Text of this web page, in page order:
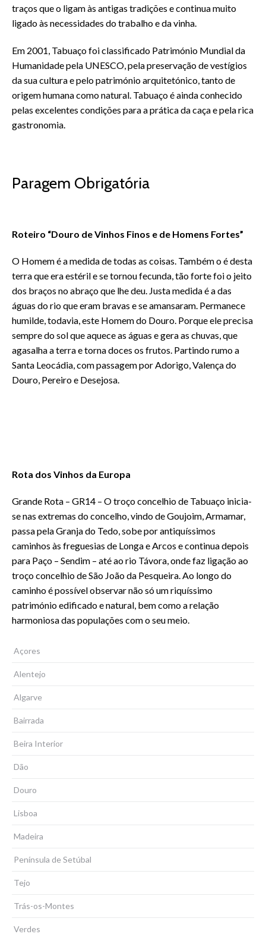
traços que o ligam às antigas tradições e continua muito
ligado às necessidades do trabalho e da vinha.
Em 2001, Tabuaço foi classificado Património Mundial da
Humanidade pela UNESCO, pela preservação de vestígios
da sua cultura e pelo património arquitetónico, tanto de
origem humana como natural. Tabuaço é ainda conhecido
pelas excelentes condições para a prática da caça e pela rica
gastronomia.
Paragem Obrigatória
Roteiro “Douro de Vinhos Finos e de Homens Fortes”
O Homem é a medida de todas as coisas. Também o é desta
terra que era estéril e se tornou fecunda, tão forte foi o jeito
dos braços no abraço que lhe deu. Justa medida é a das
águas do rio que eram bravas e se amansaram. Permanece
humilde, todavia, este Homem do Douro. Porque ele precisa
sempre do sol que aquece as águas e gera as chuvas, que
agasalha a terra e torna doces os frutos. Partindo rumo a
Santa Leocádia, com passagem por Adorigo, Valença do
Douro, Pereiro e Desejosa.
Rota dos Vinhos da Europa
Grande Rota – GR14 – O troço concelhio de Tabuaço inicia-
se nas extremas do concelho, vindo de Goujoim, Armamar,
passa pela Granja do Tedo, sobe por antiquíssimos
caminhos às freguesias de Longa e Arcos e continua depois
para Paço – Sendim – até ao rio Távora, onde faz ligação ao
troço concelhio de São João da Pesqueira. Ao longo do
caminho é possível observar não só um riquíssimo
património edificado e natural, bem como a relação
harmoniosa das populações com o seu meio.
Açores
Alentejo
Algarve
Bairrada
Beira Interior
Dão
Douro
Lisboa
Madeira
Península de Setúbal
Tejo
Trás-os-Montes
Verdes